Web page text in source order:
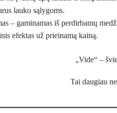
lauko sąlygoms.
– gaminamas iš perdirbamų
efektas už prieinamą kainą.
„Vide“ –
Tai daugiau